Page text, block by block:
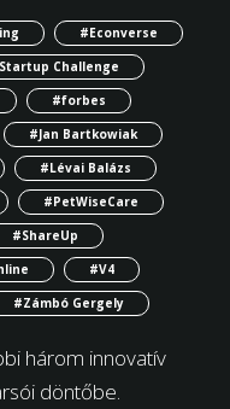
#Econverse
Challenge
#forbes
#Jan Bartkowiak
#Lévai Balázs
#PetWiseCare
#ShareUp
#V4
#Zámbó Gergely
három innovatív
döntőbe.